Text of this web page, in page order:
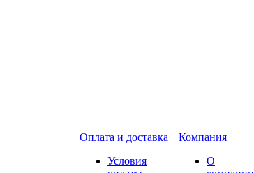
Оплата и доставка
Условия
Компания
О